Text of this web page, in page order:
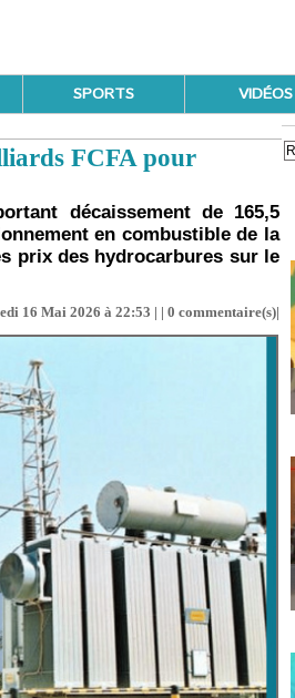
SPORTS VIDÉOS
FCFA pour
décaissement de 165,5
en combustible de la
prix des hydrocarbures sur le
16 Mai 2026 à 22:53 | | 0 commentaire(s)|